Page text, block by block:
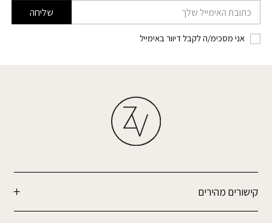
דוא׳׳ל שליחה
אני מסכימ/ה לקבל דיוור באימייל
קישורים מהירים